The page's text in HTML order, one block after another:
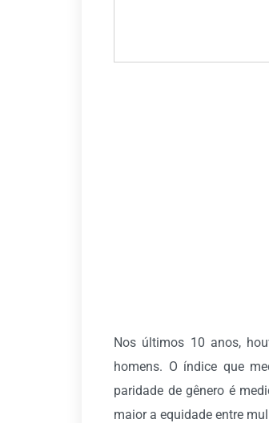
Nos últimos 10 anos,
homens. O índice que
paridade de gênero é
maior a equidade entre